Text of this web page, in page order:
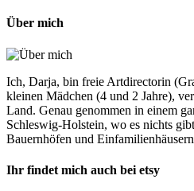
Über mich
Ich, Darja, bin freie Artdirectorin
kleinen Mädchen (4 und 2 Jahre),
Land. Genau genommen in einem
Schleswig-Holstein, wo es nichts
Bauernhöfen und
Ihr findet mich auch bei etsy